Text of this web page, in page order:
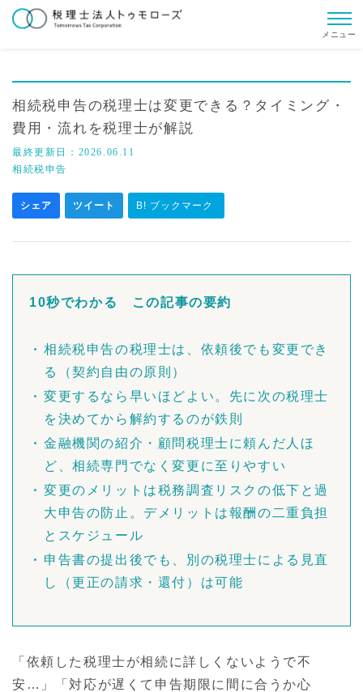
メニュー
相続税申告の税理士は変更できる？タイミング・
費用・流れを税理士が解説
最終更新日： 2026.06.11
相続税申告
シェア ツイート B! ブックマーク
10秒でわかる この記事の要約
相続税申告の税理士は、依頼後でも変更でき
る（契約自由の原則）
変更するなら早いほどよい。先に次の税理士
を決めてから解約するのが鉄則
金融機関の紹介・顧問税理士に頼んだ人ほ
ど、相続専門でなく変更に至りやすい
変更のメリットは税務調査リスクの低下と過
大申告の防止。デメリットは報酬の二重負担
とスケジュール
申告書の提出後でも、別の税理士による見直
し（更正の請求・還付）は可能
「依頼した税理士が相続に詳しくないようで不
安…」「対応が遅くて申告期限に間に合うか心